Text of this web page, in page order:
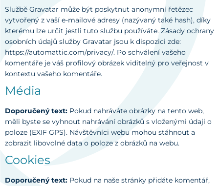
Službě Gravatar může být poskytnut anonymní řetězec
vytvořený z vaší e-mailové adresy (nazývaný také hash), díky
kterému lze určit jestli tuto službu používáte. Zásady ochrany
osobních údajů služby Gravatar jsou k dispozici zde:
https://automattic.com/privacy/. Po schválení vašeho
komentáře je váš profilový obrázek viditelný pro veřejnost v
kontextu vašeho komentáře.
Média
Doporučený text: Pokud nahráváte obrázky na tento web,
měli byste se vyhnout nahrávání obrázků s vloženými údaji o
poloze (EXIF GPS). Návštěvníci webu mohou stáhnout a
zobrazit libovolné data o poloze z obrázků na webu.
Cookies
Doporučený text: Pokud na naše stránky přidáte komentář,